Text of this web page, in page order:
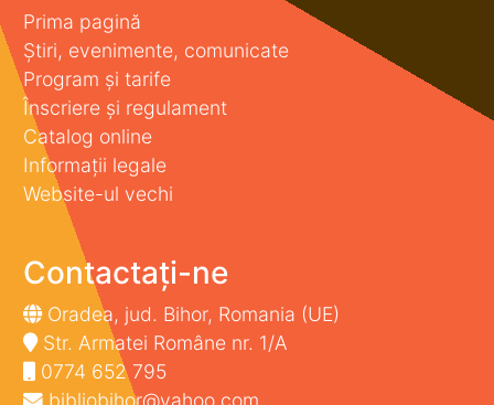
Prima pagină
Știri, evenimente, comunicate
Program și tarife
Înscriere și regulament
Catalog online
Informații legale
Website-ul vechi
Contactați-ne
Oradea, jud. Bihor, Romania (UE)
Str. Armatei Române nr. 1/A
0774 652 795
bibliobihor@yahoo.com